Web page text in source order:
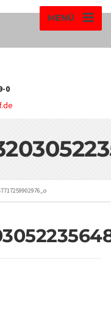
MENÜ
0